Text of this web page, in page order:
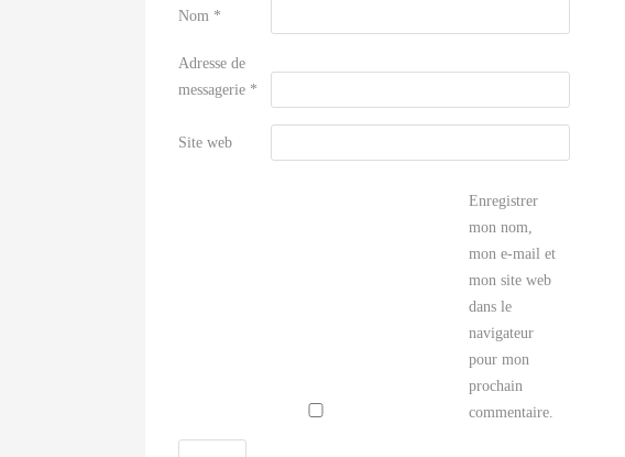
Nom *
Adresse de
messagerie *
Site web
Enregistrer
mon nom,
mon e-mail et
mon site web
dans le
navigateur
pour mon
prochain
commentaire.